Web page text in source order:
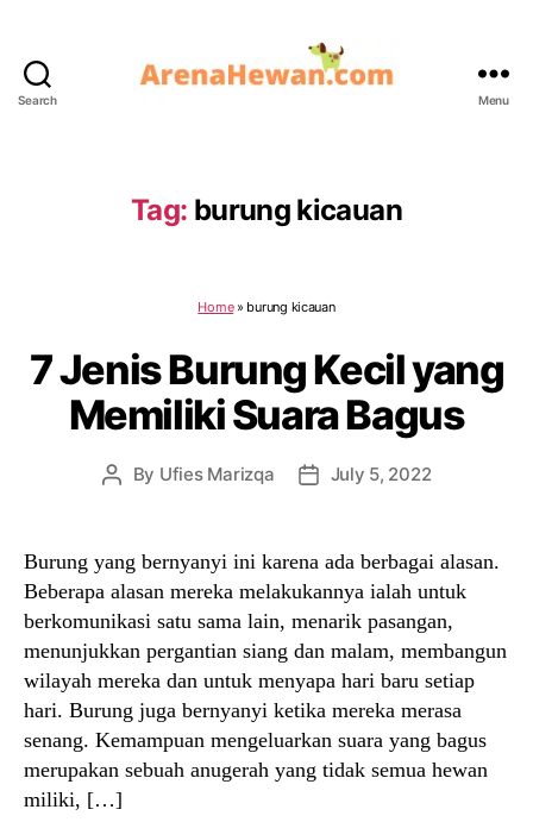
Search Menu
Tag: burung kicauan
Home» burung kicauan
7 Jenis Burung Kecil yang
Memiliki Suara Bagus
Post
By Ufies Marizqa
PostJuly 5, 2022
Burung yang bernyanyi ini karena ada berbagai alasan.
Beberapa alasan mereka melakukannya ialah untuk
berkomunikasi satu sama lain, menarik pasangan,
menunjukkan pergantian siang dan malam, membangun
wilayah mereka dan untuk menyapa hari baru setiap
hari. Burung juga bernyanyi ketika mereka merasa
senang. Kemampuan mengeluarkan suara yang bagus
merupakan sebuah anugerah yang tidak semua hewan
miliki, […]